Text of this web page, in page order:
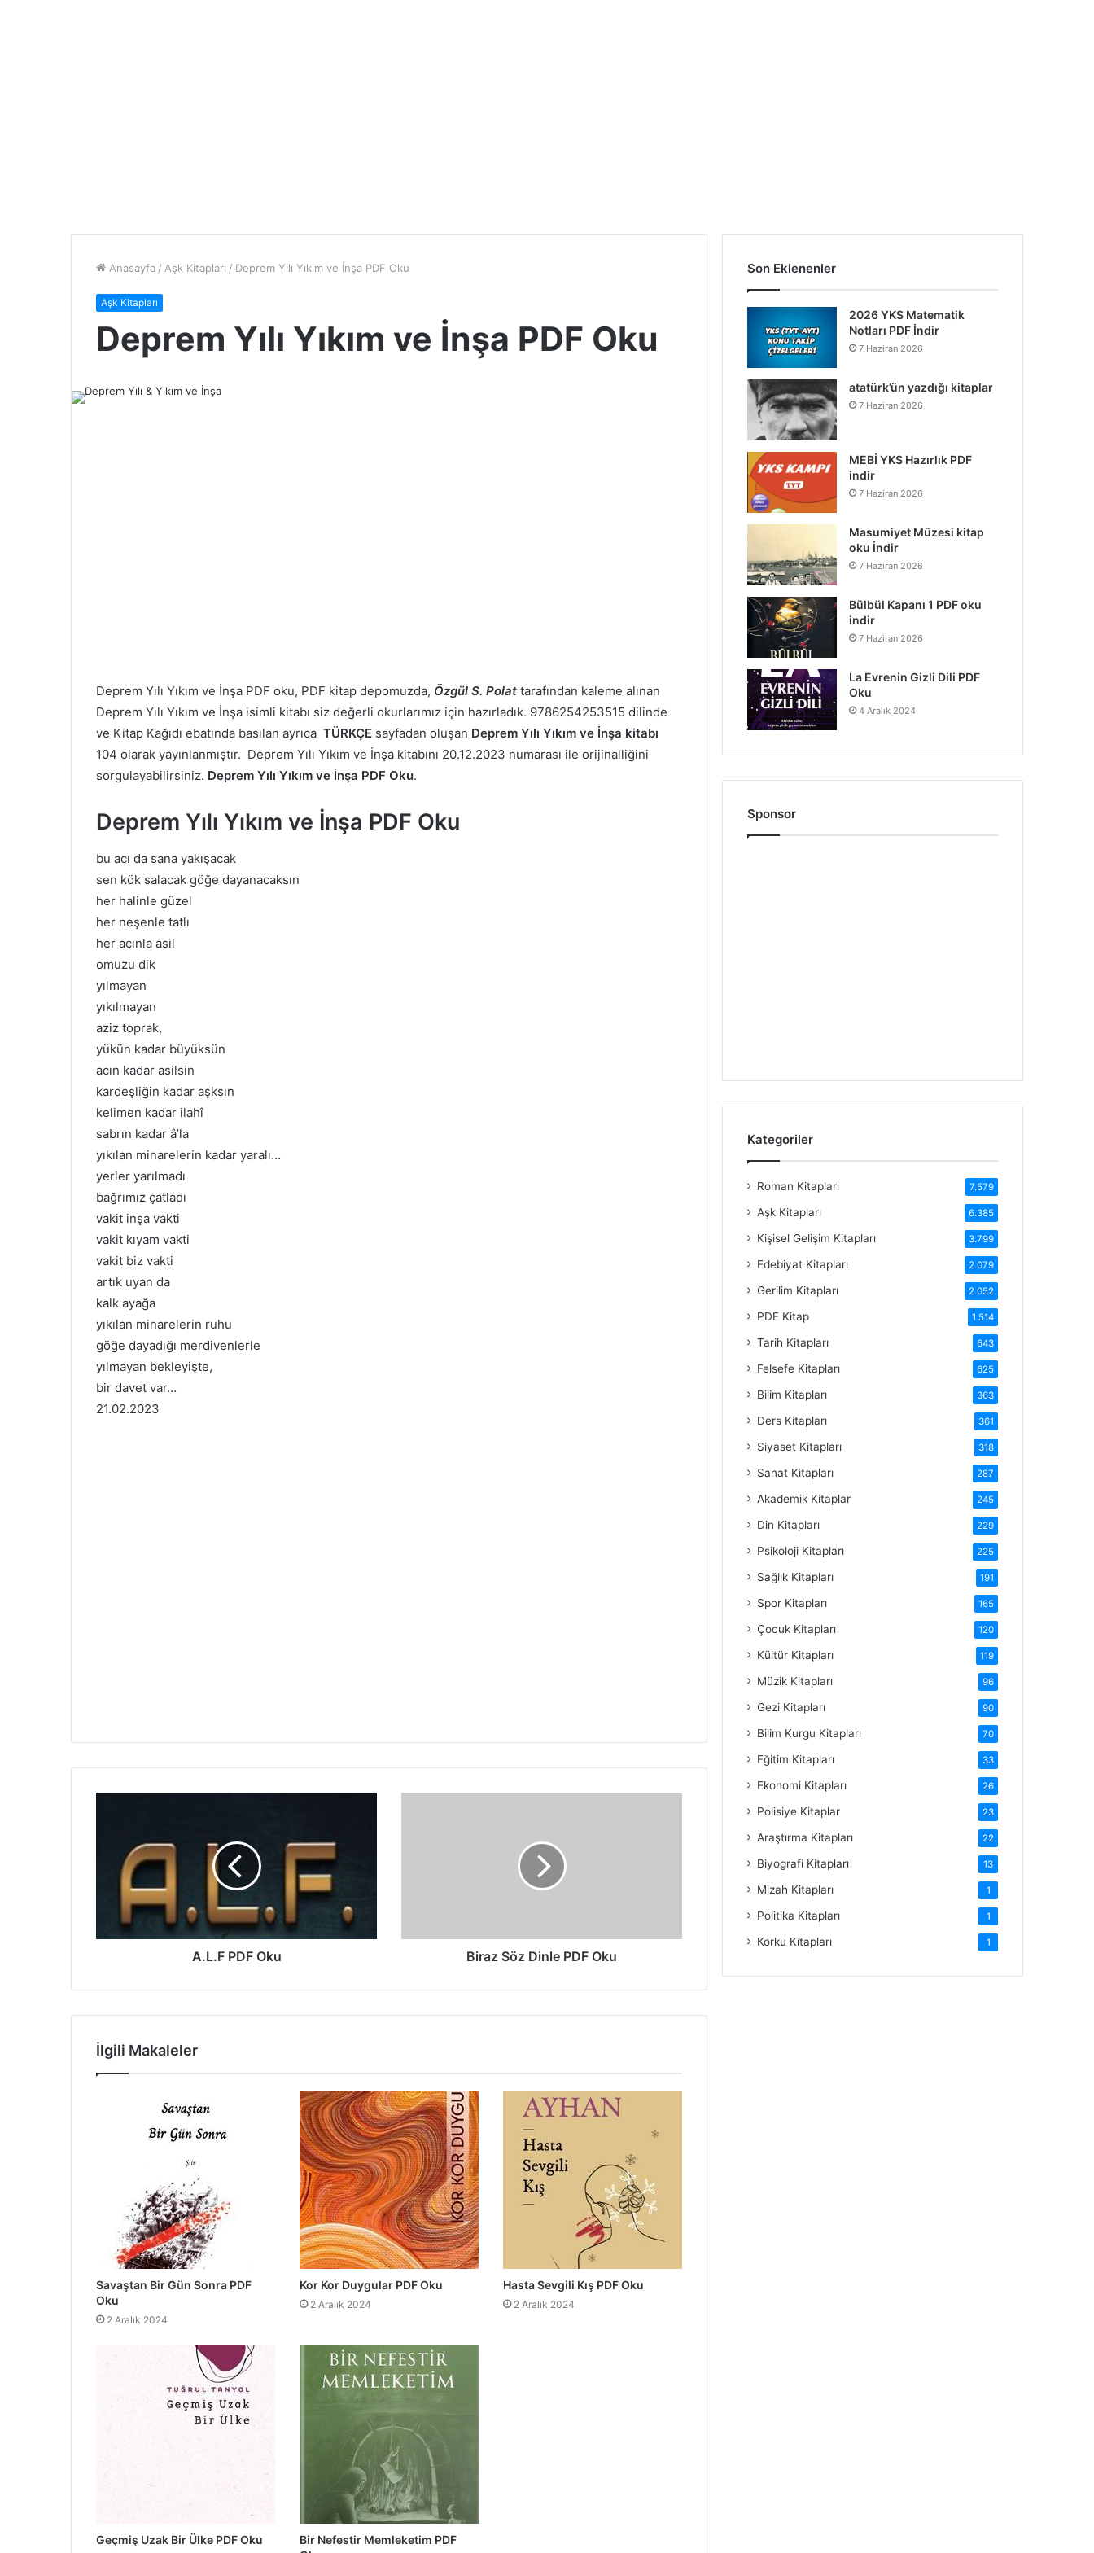
Anasayfa / Aşk Kitapları / Deprem Yılı Yıkım ve İnşa PDF Oku
Aşk Kitapları
Deprem Yılı Yıkım ve İnşa PDF Oku
Deprem Yılı Yıkım ve İnşa PDF oku, PDF kitap depomuzda, Özgül S. Polat tarafından kaleme alınan
Deprem Yılı Yıkım ve İnşa isimli kitabı siz değerli okurlarımız için hazırladık. 9786254253515 dilinde
ve Kitap Kağıdı ebatında basılan ayrıca TÜRKÇE sayfadan oluşan Deprem Yılı Yıkım ve İnşa kitabı
104 olarak yayınlanmıştır. Deprem Yılı Yıkım ve İnşa kitabını 20.12.2023 numarası ile orijinalliğini
sorgulayabilirsiniz. Deprem Yılı Yıkım ve İnşa PDF Oku.
Deprem Yılı Yıkım ve İnşa PDF Oku
bu acı da sana yakışacak
sen kök salacak göğe dayanacaksın
her halinle güzel
her neşenle tatlı
her acınla asil
omuzu dik
yılmayan
yıkılmayan
aziz toprak,
yükün kadar büyüksün
acın kadar asilsin
kardeşliğin kadar aşksın
kelimen kadar ilahî
sabrın kadar â’la
yıkılan minarelerin kadar yaralı…
yerler yarılmadı
bağrımız çatladı
vakit inşa vakti
vakit kıyam vakti
vakit biz vakti
artık uyan da
kalk ayağa
yıkılan minarelerin ruhu
göğe dayadığı merdivenlerle
yılmayan bekleyişte,
bir davet var…
21.02.2023
A.L.F PDF Oku Biraz Söz Dinle PDF Oku
İlgili Makaleler
Savaştan Bir Gün Sonra PDF
Oku
2 Aralık 2024
Kor Kor Duygular PDF Oku
2 Aralık 2024
Hasta Sevgili Kış PDF Oku
2 Aralık 2024
Geçmiş Uzak Bir Ülke PDF Oku
Bir Nefestir Memleketim PDF
Son Eklenenler
2026 YKS Matematik
Notları PDF İndir
7 Haziran 2026
atatürk’ün yazdığı kitaplar
7 Haziran 2026
MEBİ YKS Hazırlık PDF
indir
7 Haziran 2026
Masumiyet Müzesi kitap
oku İndir
7 Haziran 2026
Bülbül Kapanı 1 PDF oku
indir
7 Haziran 2026
La Evrenin Gizli Dili PDF
Oku
4 Aralık 2024
Sponsor
Kategoriler
Roman Kitapları 7.579
Aşk Kitapları 6.385
Kişisel Gelişim Kitapları 3.799
Edebiyat Kitapları 2.079
Gerilim Kitapları 2.052
PDF Kitap 1.514
Tarih Kitapları 643
Felsefe Kitapları 625
Bilim Kitapları 363
Ders Kitapları 361
Siyaset Kitapları 318
Sanat Kitapları 287
Akademik Kitaplar 245
Din Kitapları 229
Psikoloji Kitapları 225
Sağlık Kitapları 191
Spor Kitapları 165
Çocuk Kitapları 120
Kültür Kitapları 119
Müzik Kitapları 96
Gezi Kitapları 90
Bilim Kurgu Kitapları 70
Eğitim Kitapları 33
Ekonomi Kitapları 26
Polisiye Kitaplar 23
Araştırma Kitapları 22
Biyografi Kitapları 13
Mizah Kitapları 1
Politika Kitapları 1
Korku Kitapları 1